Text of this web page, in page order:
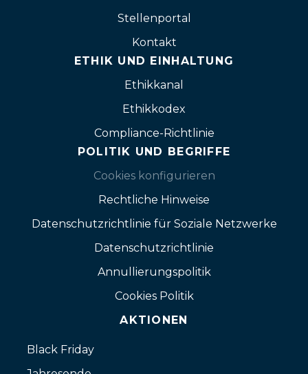
Stellenportal
Kontakt
ETHIK UND EINHALTUNG
Ethikkanal
Ethikkodex
Compliance-Richtlinie
POLITIK UND BEGRIFFE
Cookies konfigurieren
Rechtliche Hinweise
Datenschutzrichtlinie für Soziale Netzwerke
Datenschutzrichtlinie
Annullierungspolitik
Cookies Politik
AKTIONEN
Black Friday